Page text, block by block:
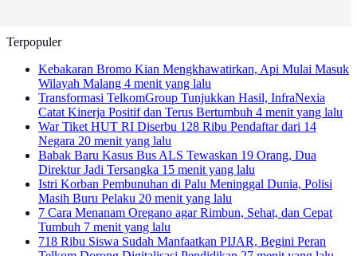
Terpopuler
Kebakaran Bromo Kian Mengkhawatirkan, Api Mulai Masuk
Wilayah Malang 4 menit yang lalu
Transformasi TelkomGroup Tunjukkan Hasil, InfraNexia
Catat Kinerja Positif dan Terus Bertumbuh 4 menit yang lalu
War Tiket HUT RI Diserbu 128 Ribu Pendaftar dari 14
Negara 20 menit yang lalu
Babak Baru Kasus Bus ALS Tewaskan 19 Orang, Dua
Direktur Jadi Tersangka 15 menit yang lalu
Istri Korban Pembunuhan di Palu Meninggal Dunia, Polisi
Masih Buru Pelaku 20 menit yang lalu
7 Cara Menanam Oregano agar Rimbun, Sehat, dan Cepat
Tumbuh 7 menit yang lalu
718 Ribu Siswa Sudah Manfaatkan PIJAR, Begini Peran